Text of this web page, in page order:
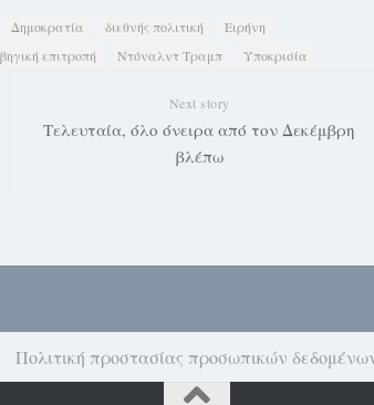
Δημοκρατία διεθνής πολιτική
Ειρήνη
επιτροπή Ντόναλντ Τραμπ Υποκρισία
Next story
Τελευταία, όλο όνειρα από τον Δεκέμβρη
βλέπω
Πολιτική προστασίας προσωπικών